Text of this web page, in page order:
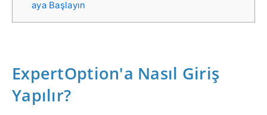
aya Başlayın
ExpertOption'a Nasıl Giriş
Yapılır?